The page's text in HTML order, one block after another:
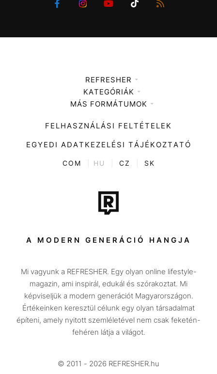
REFRESHER
Médiaajánlat
KATEGÓRIÁK
Zene
Divat
Kultúra
ENTR
Tech-Tudomány
Sport
Társadalom
Utazás
Életmód
Design
Beszélgetések
Videó
MÁS FORMÁTUMOK
FELHASZNÁLÁSI FELTÉTELEK
EGYEDI ADATKEZELÉSI TÁJÉKOZTATÓ
COM HU CZ SK
A MODERN GENERÁCIÓ HANGJA
Mi vagyunk a REFRESHER. Egy olyan online lifestyle-
magazin, ami inspirál, edukál és szórakoztat. Mi
képviseljük a modern generációt Magyarországon.
Értékeinken keresztül célunk egy olyan társadalmat
építeni, amely nyitott szemléletével nem csak feketén-
fehéren látja a világot.
© 2011 - 2026 REFRESHER.hu